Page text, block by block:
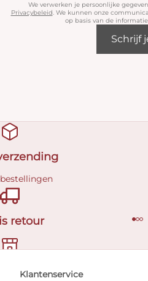
We verwerken je persoonlijke
Privacybeleid. We kunnen onze
op basis van de
Schrijf
retour
afspraak
Klantenservice